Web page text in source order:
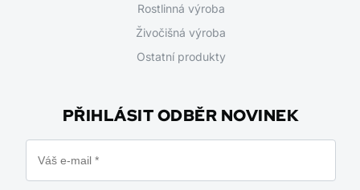
Rostlinná výroba
Živočišná výroba
Ostatní produkty
PŘIHLÁSIT ODBĚR NOVINEK